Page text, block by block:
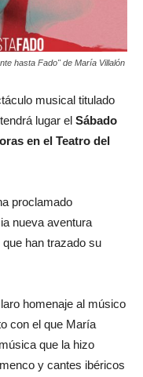
hasta Fado" de María Villalón
musical titulado
lugar el Sábado
en el Teatro del
proclamado
nueva aventura
han trazado su
homenaje al músico
con el que María
que la hizo
y cantes ibéricos